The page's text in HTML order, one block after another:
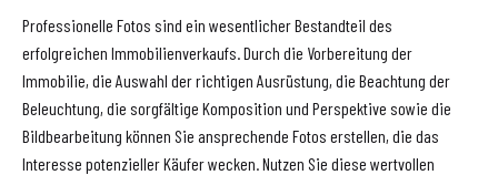
Professionelle Fotos sind ein wesentlicher Bestandteil des
erfolgreichen Immobilienverkaufs. Durch die Vorbereitung der
Immobilie, die Auswahl der richtigen Ausrüstung, die Beachtung der
Beleuchtung, die sorgfältige Komposition und Perspektive sowie die
Bildbearbeitung können Sie ansprechende Fotos erstellen, die das
Interesse potenzieller Käufer wecken. Nutzen Sie diese wertvollen